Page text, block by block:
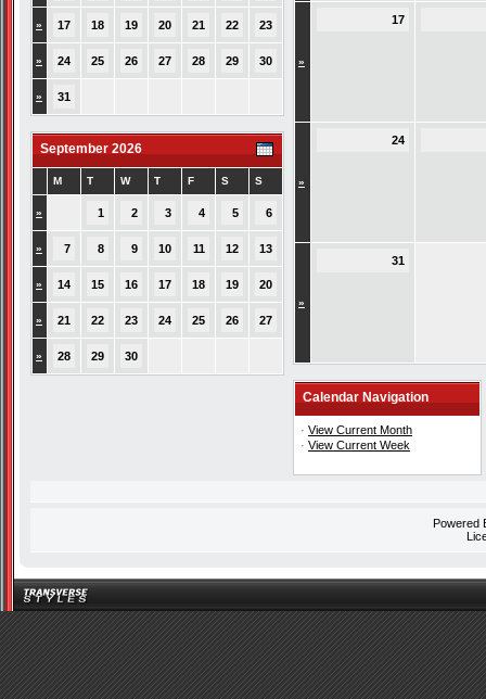
» 17 18 19 20 21 22 23
» 24 25 26 27 28 29 30
» 31
September 2026
M T W T F S S
» 1 2 3 4 5 6
» 7 8 9 10 11 12 13
» 14 15 16 17 18 19 20
» 21 22 23 24 25 26 27
» 28 29 30
»
17
»
24
»
31
Calendar Navigation
· View Current Month
· View Current Week
Powered